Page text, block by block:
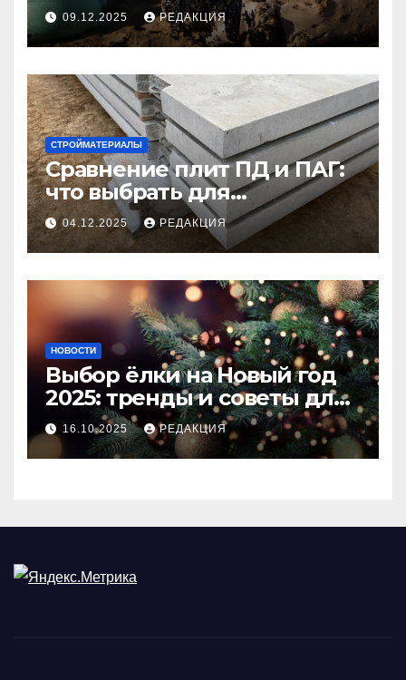
09.12.2025 РЕДАКЦИЯ
СТРОЙМАТЕРИАЛЫ
Сравнение плит ПД и ПАГ:
что выбрать для
долговечного и прочного
покрытия
04.12.2025 РЕДАКЦИЯ
НОВОСТИ
Выбор ёлки на Новый год
2025: тренды и советы для
идеального праздника
16.10.2025 РЕДАКЦИЯ